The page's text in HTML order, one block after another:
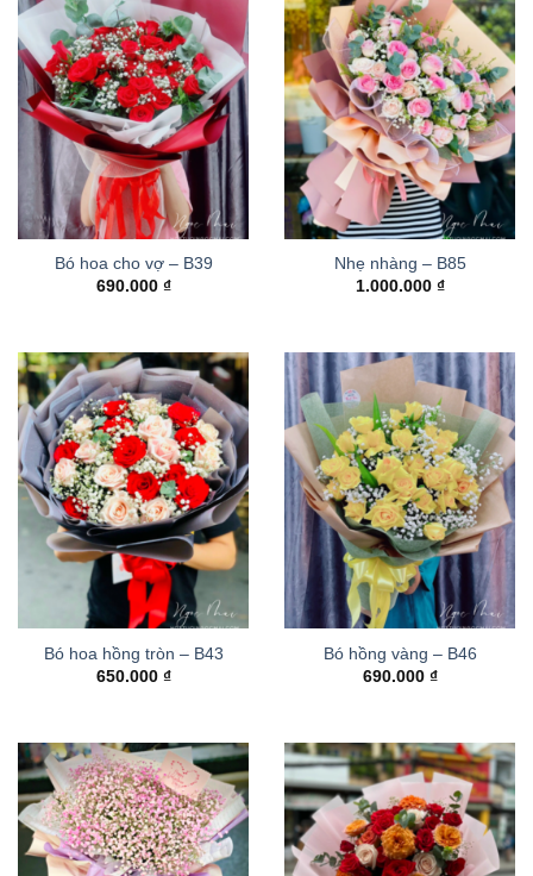
Bó hoa cho vợ – B39
690.000 ₫
Nhẹ nhàng – B85
1.000.000 ₫
Bó hoa hồng tròn – B43
650.000 ₫
Bó hồng vàng – B46
690.000 ₫